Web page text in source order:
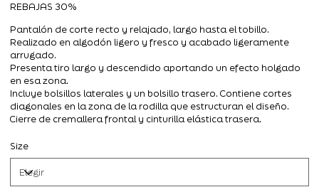
REBAJAS 30%
Pantalón de corte recto y relajado, largo hasta el tobillo.
Realizado en algodón ligero y fresco y acabado ligeramente
arrugado.
Presenta tiro largo y descendido aportando un efecto holgado
en esa zona.
Incluye bolsillos laterales y un bolsillo trasero. Contiene cortes
diagonales en la zona de la rodilla que estructuran el diseño.
Cierre de cremallera frontal y cinturilla elástica trasera.
Size